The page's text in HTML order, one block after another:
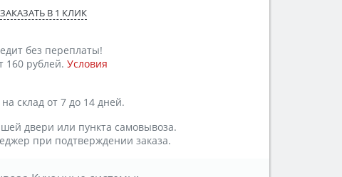
ЗАКАЗАТЬ В 1 КЛИК
без переплаты!
160 рублей. Условия
склад от 7 до 14 дней.
двери или пункта самовывоза.
при подтверждении заказа.